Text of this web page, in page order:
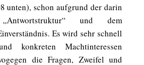
unten), schon aufgrund der darin
und dem
Es wird sehr schnell
konkreten Machtinteressen
die Fragen, Zweifel und